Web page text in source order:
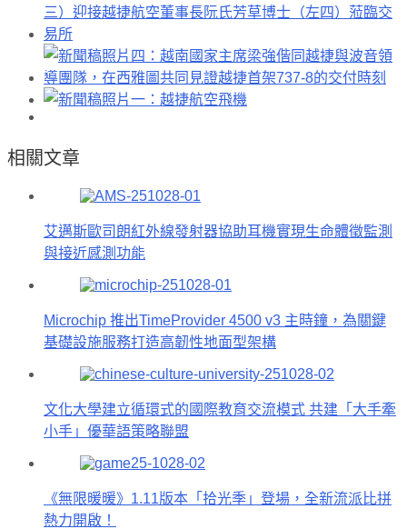
相關文章
艾邁斯歐司朗紅外線發射器協助耳機實現生命體徵監測
與接近感測功能
Microchip 推出TimeProvider 4500 v3 主時鐘，為關鍵
基礎設施服務打造高韌性地面型架構
文化大學建立循環式的國際教育交流模式 共建「大手牽
小手」優華語策略聯盟
《無限暖暖》1.11版本「拾光季」登場，全新流派比拼
熱力開啟！